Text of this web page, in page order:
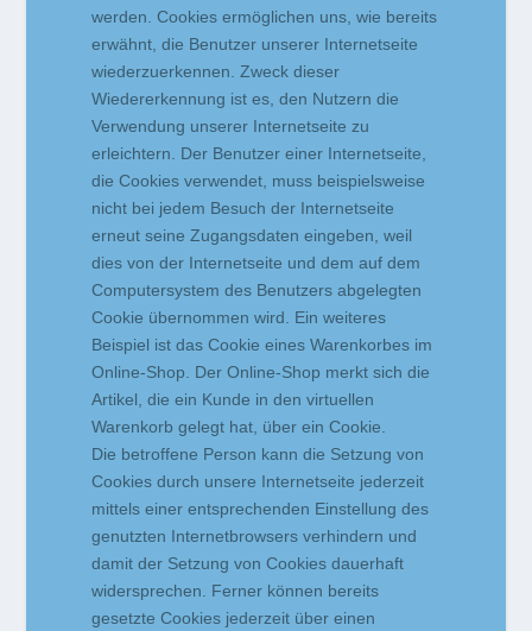
werden. Cookies ermöglichen uns, wie bereits
erwähnt, die Benutzer unserer Internetseite
wiederzuerkennen. Zweck dieser
Wiedererkennung ist es, den Nutzern die
Verwendung unserer Internetseite zu
erleichtern. Der Benutzer einer Internetseite,
die Cookies verwendet, muss beispielsweise
nicht bei jedem Besuch der Internetseite
erneut seine Zugangsdaten eingeben, weil
dies von der Internetseite und dem auf dem
Computersystem des Benutzers abgelegten
Cookie übernommen wird. Ein weiteres
Beispiel ist das Cookie eines Warenkorbes im
Online-Shop. Der Online-Shop merkt sich die
Artikel, die ein Kunde in den virtuellen
Warenkorb gelegt hat, über ein Cookie.
Die betroffene Person kann die Setzung von
Cookies durch unsere Internetseite jederzeit
mittels einer entsprechenden Einstellung des
genutzten Internetbrowsers verhindern und
damit der Setzung von Cookies dauerhaft
widersprechen. Ferner können bereits
gesetzte Cookies jederzeit über einen